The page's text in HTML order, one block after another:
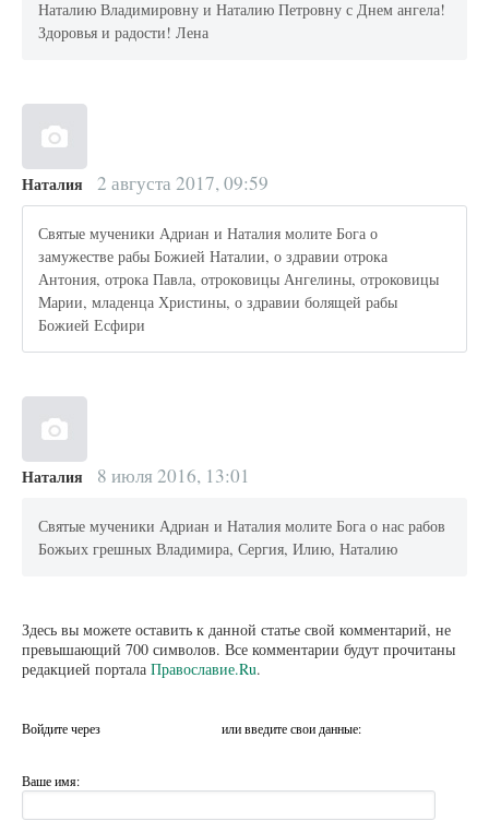
Наталию Владимировну и Наталию Петровну с Днем ангела!
Здоровья и радости! Лена
Наталия 2 августа 2017, 09:59
Святые мученики Адриан и Наталия молите Бога о
замужестве рабы Божией Наталии, о здравии отрока
Антония, отрока Павла, отроковицы Ангелины, отроковицы
Марии, младенца Христины, о здравии болящей рабы
Божией Есфири
Наталия 8 июля 2016, 13:01
Святые мученики Адриан и Наталия молите Бога о нас рабов
Божьих грешных Владимира, Сергия, Илию, Наталию
Здесь вы можете оставить к данной статье свой комментарий, не
превышающий 700 символов. Все комментарии будут прочитаны
редакцией портала Православие.Ru.
Войдите через или введите свои данные:
Ваше имя: